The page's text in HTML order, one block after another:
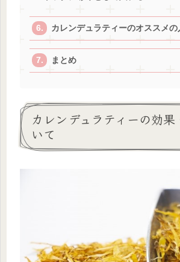
カレンデュラティーのオススメ
まとめ
カレンデュラティーの効果
いて